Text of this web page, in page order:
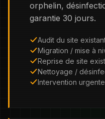
orphelin,
garantie 30 jours.
Audit du site
Migration / mise à
Reprise de site
Nettoyage /
Intervention